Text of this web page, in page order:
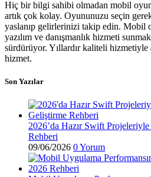
Hiç bir bilgi sahibi olmadan mobil
artık çok kolay. Oyununuzu seçin
yaslanıp gelirlerinizi takip edin. Mobil
yazılım ve danışmanlık hizmeti
sürdürüyor. Yıllardır kaliteli
hizmet.
Son Yazılar
2026’da Hazır Swift
Rehberi
09/06/2026 0 Yorum